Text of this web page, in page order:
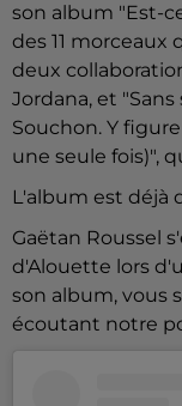
son album "Est-
des 11
deux
Jordana, et
Souchon. Y
une seule fois)",
L'album est déjà
Gaëtan Roussel
d'Alouette lors
son album, vous
écoutant notre